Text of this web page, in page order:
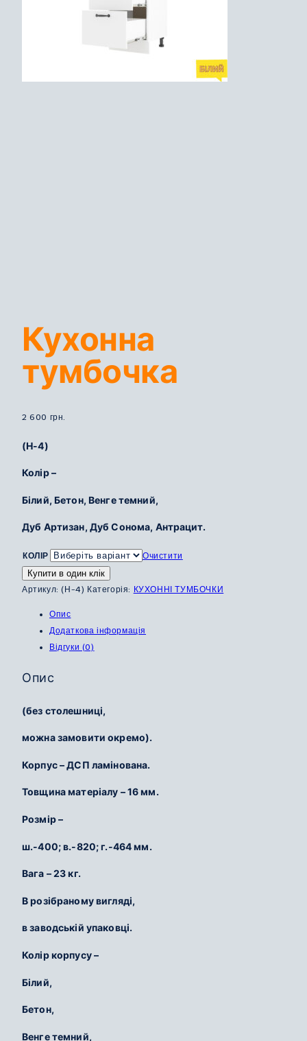
Кухонна
тумбочка
2 600 грн.
(Н-4)
Колір –
Білий, Бетон, Венге темний,
Дуб Артизан, Дуб Сонома, Антрацит.
КОЛІР Очистити
Купити в один клік
Артикул:(Н-4) Категорія: КУХОННІ ТУМБОЧКИ
Опис
Додаткова інформація
Відгуки (0)
Опис
(без столешниці,
можна замовити окремо).
Корпус – ДСП ламінована.
Товщина матеріалу – 16 мм.
Розмір –
ш.-400; в.-820; г.-464 мм.
Вага – 23 кг.
В розібраному вигляді,
в заводській упаковці.
Колір корпусу –
Білий,
Бетон,
Венге темний,